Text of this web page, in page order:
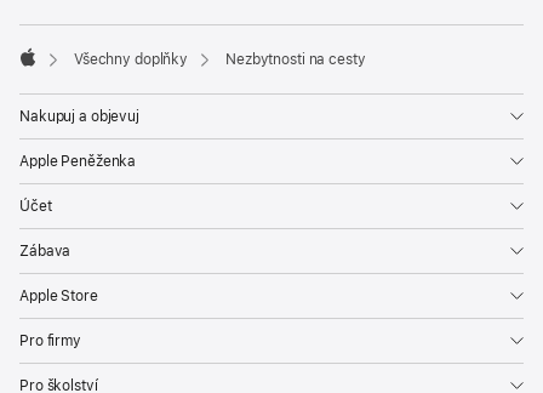
Všechny doplňky Nezbytnosti na cesty
Nakupuj a objevuj
Apple Peněženka
Účet
Zábava
Apple Store
Pro firmy
Pro školství